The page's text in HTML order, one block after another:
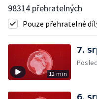
98314 přehratelných
Pouze přehratelné
12 min
7.
6.